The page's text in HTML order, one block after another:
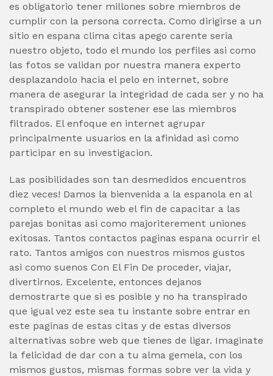
es obligatorio tener millones sobre miembros de
cumplir con la persona correcta. Como dirigirse a un
sitio en espana clima citas apego carente seri­a
nuestro objeto, todo el mundo los perfiles asi­ como
las fotos se validan por nuestra manera experto
desplazandolo hacia el pelo en internet, sobre
manera de asegurar la integridad de cada ser y no ha
transpirado obtener sostener ese las miembros
filtrados. El enfoque en internet agrupar
principalmente usuarios en la afinidad asi­ como
participar en su investigacion.
Las posibilidades son tan desmedidos encuentros
diez veces! Damos la bienvenida a la espanola en al
completo el mundo web el fin de capacitar a las
parejas bonitas asi­ como majoriterement uniones
exitosas. Tantos contactos paginas espana ocurrir el
rato. Tantos amigos con nuestros mismos gustos
asi­ como suenos Con El Fin De proceder, viajar,
divertirnos. Excelente, entonces dejanos
demostrarte que si es posible y no ha transpirado
que igual vez este sea tu instante sobre entrar en
este paginas de estas citas y de estas diversos
alternativas sobre web que tienes de ligar. Imaginate
la felicidad de dar con a tu alma gemela, con los
mismos gustos, mismas formas sobre ver la vida y